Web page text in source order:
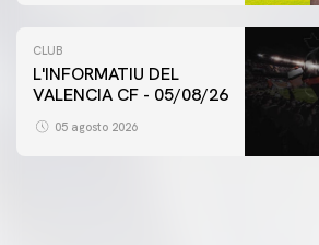
CLUB
L'INFORMATIU DEL
VALENCIA CF - 05/08/26
05 agosto 2026